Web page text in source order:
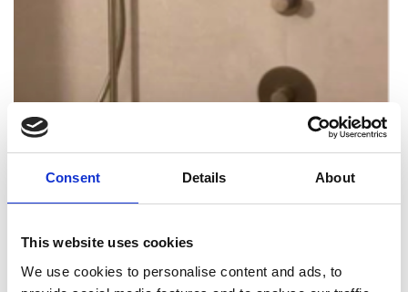
Consent Details About
This website uses cookies
We use cookies to personalise content and ads, to